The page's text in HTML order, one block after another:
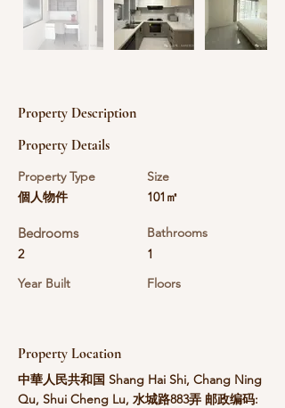
Property Description
Property Details
Property Type
個人物件
Bedrooms
2
Year Built
Size
101㎡
Bathrooms
1
Floors
Property Location
中華人民共和国 Shang Hai Shi, Chang Ning
Qu, Shui Cheng Lu, 水城路883弄 邮政编码: